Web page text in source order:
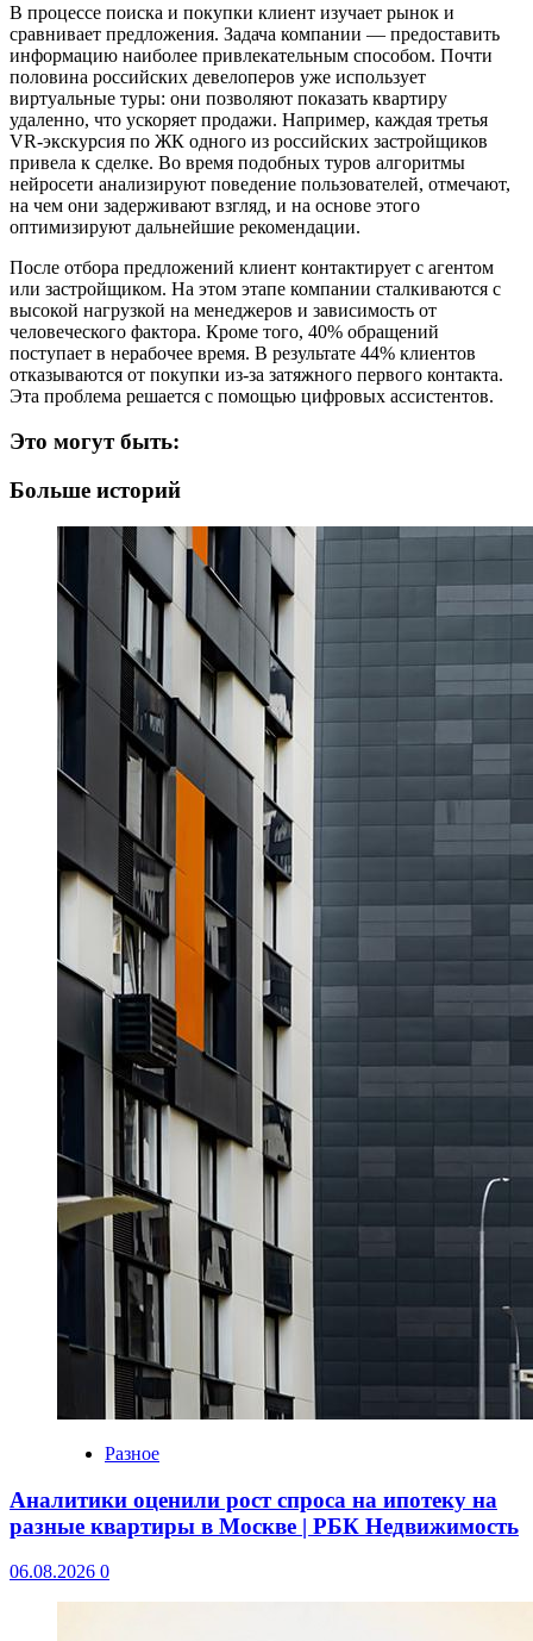
В процессе поиска и покупки клиент изучает рынок и
сравнивает предложения. Задача компании — предоставить
информацию наиболее привлекательным способом. Почти
половина российских девелоперов уже использует
виртуальные туры: они позволяют показать квартиру
удаленно, что ускоряет продажи. Например, каждая третья
VR-экскурсия по ЖК одного из российских застройщиков
привела к сделке. Во время подобных туров алгоритмы
нейросети анализируют поведение пользователей, отмечают,
на чем они задерживают взгляд, и на основе этого
оптимизируют дальнейшие рекомендации.
После отбора предложений клиент контактирует с агентом
или застройщиком. На этом этапе компании сталкиваются с
высокой нагрузкой на менеджеров и зависимость от
человеческого фактора. Кроме того, 40% обращений
поступает в нерабочее время. В результате 44% клиентов
отказываются от покупки из-за затяжного первого контакта.
Эта проблема решается с помощью цифровых ассистентов.
Это могут быть:
Больше историй
Разное
Аналитики оценили рост спроса на ипотеку на
разные квартиры в Москве | РБК Недвижимость
06.08.2026 0